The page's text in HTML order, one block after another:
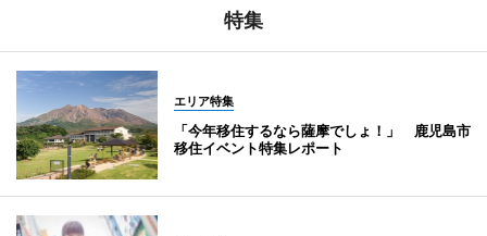
特集
エリア特集
「今年移住するなら薩摩でしょ！」 鹿児島市
移住イベント特集レポート